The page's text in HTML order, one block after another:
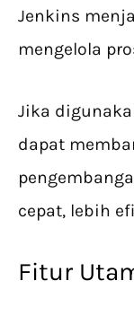
Jenkins
mengelola
Jika
dapat
cepat, lebih
Fitur